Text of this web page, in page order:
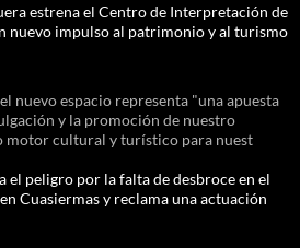
estrena el Centro de Interpretación de
nuevo impulso al patrimonio y al turismo
nuevo espacio representa "una apuesta
y la promoción de nuestro
cultural y turístico para nuest
el peligro por la falta de desbroce en el
Cuasiermas y reclama una actuación